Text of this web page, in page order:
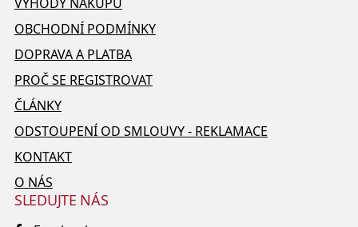
OBCHODNÍ PODMÍNKY
DOPRAVA A PLATBA
PROČ SE REGISTROVAT
ČLÁNKY
ODSTOUPENÍ OD SMLOUVY - REKLAMACE
KONTAKT
O NÁS
SLEDUJTE NÁS